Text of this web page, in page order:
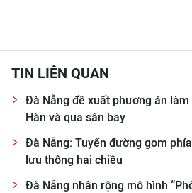
TIN LIÊN QUAN
Đà Nẵng đề xuất phương án
Hàn và qua sân bay
Đà Nẵng: Tuyến đường gom
lưu thông hai chiều
Đà Nẵng nhân rộng mô hình